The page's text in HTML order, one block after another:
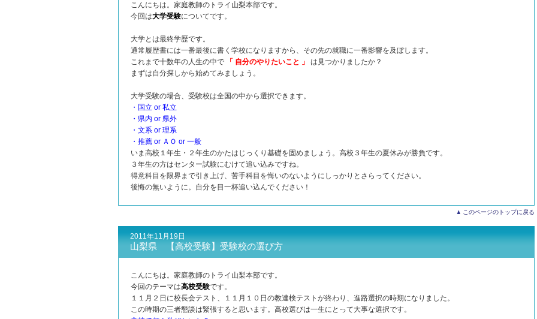
こんにちは。家庭教師のトライ山梨本部です。
今回は大学受験についてです。
大学とは最終学歴です。
通常履歴書には一番最後に書く学校になりますから、その先の就職に一番影響を及ぼします。
これまで十数年の人生の中で
「 自分のやりたいこと 」 は見つかりましたか？
まずは自分探しから始めてみましょう。
大学受験の場合、受験校は全国の中から選択できます。
・国立 or 私立
・県内 or 県外
・文系 or 理系
・推薦 or ＡＯ or 一般
いま高校１年生・２年生のかたはじっくり基礎を固めましょう。高校３年生の夏休みが勝負です。
３年生の方はセンター試験にむけて追い込みですね。
得意科目を限界まで引き上げ、苦手科目を悔いのないようにしっかりとさらってください。
後悔の無いように。自分を目一杯追い込んでください！
このページのトップに戻る
2011年11月19日
山梨県 【高校受験】受験校の選び方
こんにちは。家庭教師のトライ山梨本部です。
今回のテーマは高校受験です。
１１月２日に校長会テスト、１１月１０日の教達検テストが終わり、進路選択の時期になりました。
この時期の三者懇談は緊張すると思います。高校選びは一生にとって大事な選択です。